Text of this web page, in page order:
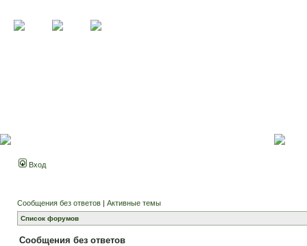
Вход
Сообщения без ответов | Активные темы
Список форумов
Сообщения без ответов